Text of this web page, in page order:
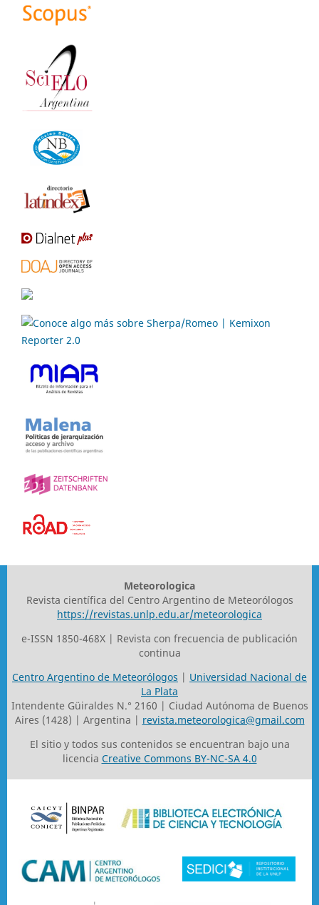
Meteorologica
Revista científica del Centro Argentino de Meteorólogos
https://revistas.unlp.edu.ar/meteorologica
e-ISSN 1850-468X | Revista con frecuencia de publicación
continua
Centro Argentino de Meteorólogos | Universidad Nacional de
La Plata
Intendente Güiraldes N.° 2160 | Ciudad Autónoma de Buenos
Aires (1428) | Argentina | revista.meteorologica@gmail.com
El sitio y todos sus contenidos se encuentran bajo una
licencia Creative Commons BY-NC-SA 4.0